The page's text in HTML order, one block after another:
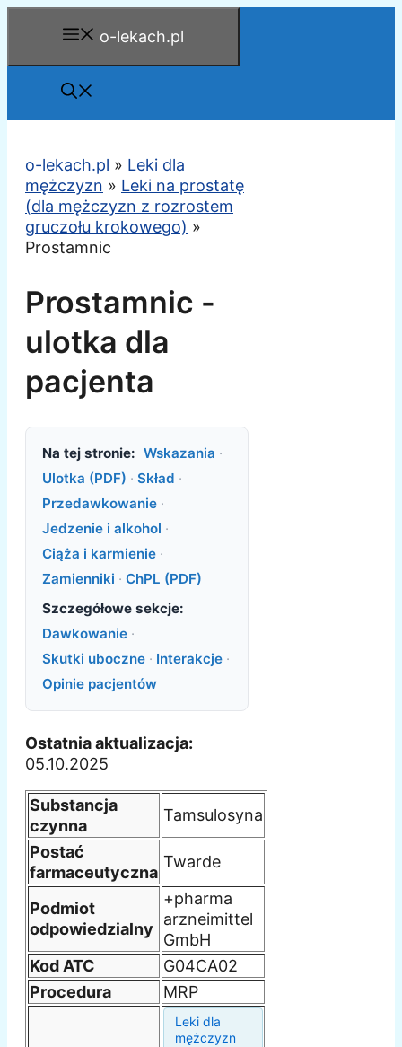
o-lekach.pl
o-lekach.pl » Leki dla
mężczyzn » Leki na prostatę
(dla mężczyzn z rozrostem
gruczołu krokowego) »
Prostamnic
Prostamnic -
ulotka dla
pacjenta
Na tej stronie: Wskazania ·
Ulotka (PDF) · Skład ·
Przedawkowanie ·
Jedzenie i alkohol ·
Ciąża i karmienie ·
Zamienniki · ChPL (PDF)
Szczegółowe sekcje:
Dawkowanie ·
Skutki uboczne · Interakcje ·
Opinie pacjentów
Ostatnia aktualizacja:
05.10.2025
Substancja
czynna
Tamsulosyna
Postać
farmaceutyczna
Twarde
Podmiot
odpowiedzialny
+pharma
arzneimittel
GmbH
Kod ATC
G04CA02
Procedura
MRP
Leki dla
mężczyzn